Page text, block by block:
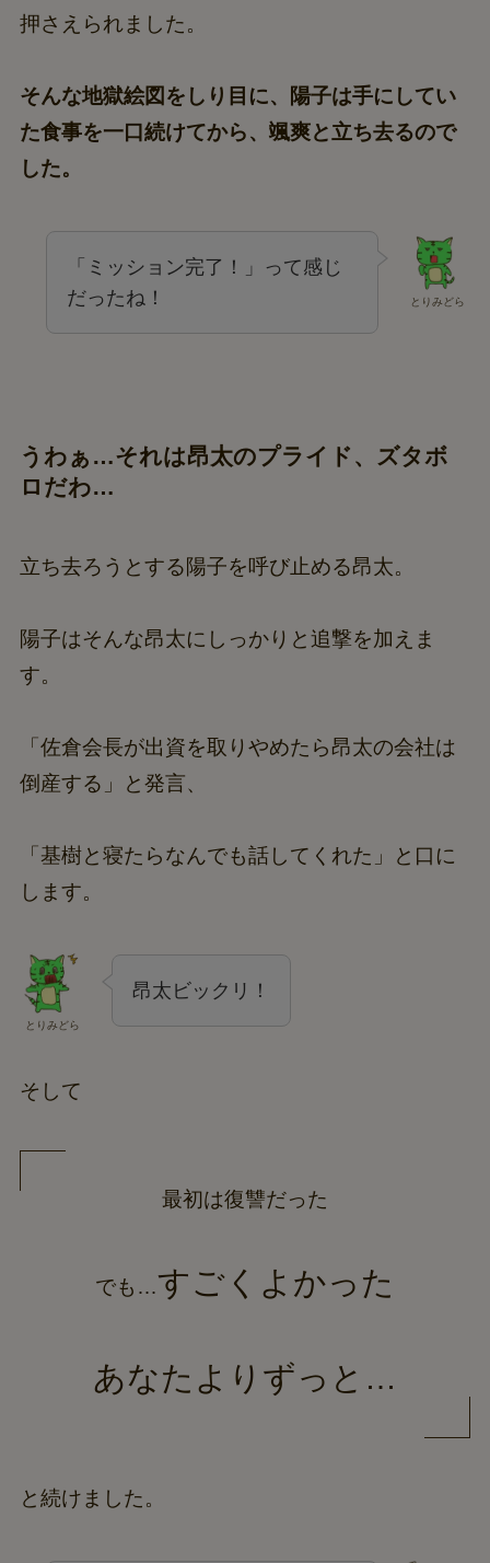
押さえられました。
そんな地獄絵図をしり目に、陽子は手にしてい
た食事を一口続けてから、颯爽と立ち去るので
した。
とりみどら
「ミッション完了！」って感じ
だったね！
うわぁ…それは昂太のプライド、ズタボ
ロだわ…
立ち去ろうとする陽子を呼び止める昂太。
陽子はそんな昂太にしっかりと追撃を加えま
す。
「佐倉会長が出資を取りやめたら昂太の会社は
倒産する」と発言、
「基樹と寝たらなんでも話してくれた」と口に
します。
とりみどら
昂太ビックリ！
そして
最初は復讐だった
でも…すごくよかった
あなたよりずっと…
と続けました。